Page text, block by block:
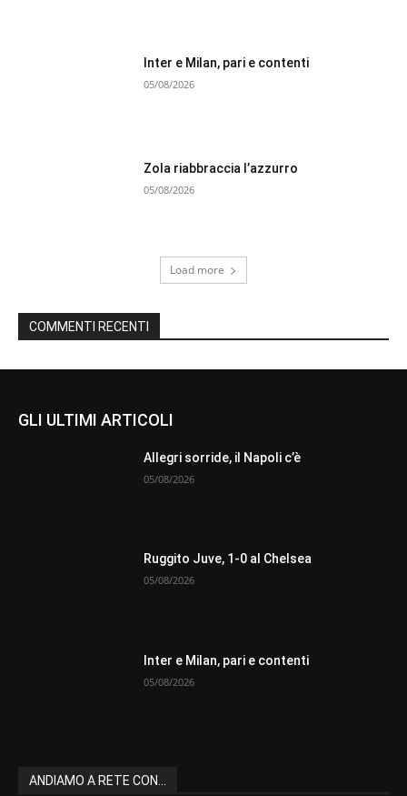
Inter e Milan, pari e contenti
05/08/2026
Zola riabbraccia l’azzurro
05/08/2026
Load more
COMMENTI RECENTI
GLI ULTIMI ARTICOLI
Allegri sorride, il Napoli c’è
05/08/2026
Ruggito Juve, 1-0 al Chelsea
05/08/2026
Inter e Milan, pari e contenti
05/08/2026
ANDIAMO A RETE CON...